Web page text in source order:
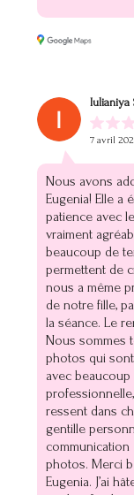
Iulianiya
7 avril
Nous avons
Eugenia! Elle a
patience avec
vraiment
beaucoup de
permettent de
nous a même
de notre fille,
la séance. Le
Nous sommes
photos qui
avec
ressent dans
gentille
communication
photos. Merci
Eugenia. J’ai